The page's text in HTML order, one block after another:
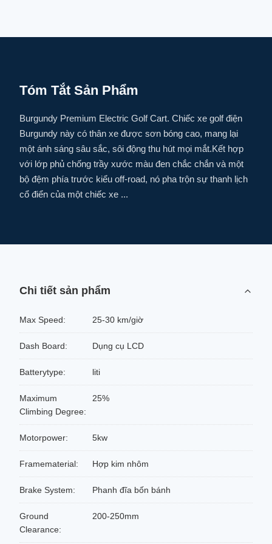
Tóm Tắt Sản Phẩm
Burgundy Premium Electric Golf Cart. Chiếc xe golf điện
Burgundy này có thân xe được sơn bóng cao, mang lại
một ánh sáng sâu sắc, sôi động thu hút mọi mắt.Kết hợp
với lớp phủ chống trầy xước màu đen chắc chắn và một
bộ đệm phía trước kiểu off-road, nó pha trộn sự thanh lịch
cổ điển của một chiếc xe ...
Chi tiết sản phẩm
Max Speed: 25-30 km/giờ
Dash Board: Dụng cụ LCD
Batterytype: liti
Maximum
Climbing Degree:
25%
Motorpower: 5kw
Framematerial: Hợp kim nhôm
Brake System: Phanh đĩa bốn bánh
Ground
Clearance:
200-250mm